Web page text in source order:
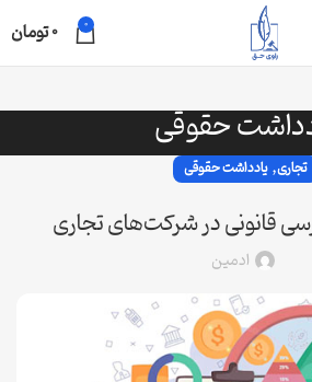
0
0تومان
حقوقی
تجاری,یادداشت حقوقی
قانونی در شرکت‌های تجاری
ادمین